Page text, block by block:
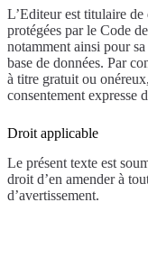
L’Editeur est titulaire
protégées par le Code
notamment ainsi pour
base de données. Par
à titre gratuit ou
consentement expresse
Droit applicable
Le présent texte est
droit d’en amender à
d’avertissement.